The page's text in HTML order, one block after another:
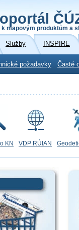
k mapovým produktům a
Služby INSPIRE
požadavky Časté
KN VDP RÚIAN